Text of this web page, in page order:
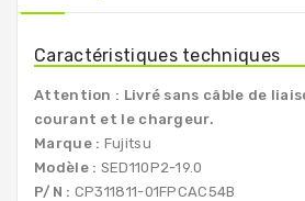
Caractéristiques techniques
Attention : Livré sans câble de
courant et le chargeur.
Marque : Fujitsu
Modèle : SED110P2-19.0
P/N : CP311811-01FPCAC54B